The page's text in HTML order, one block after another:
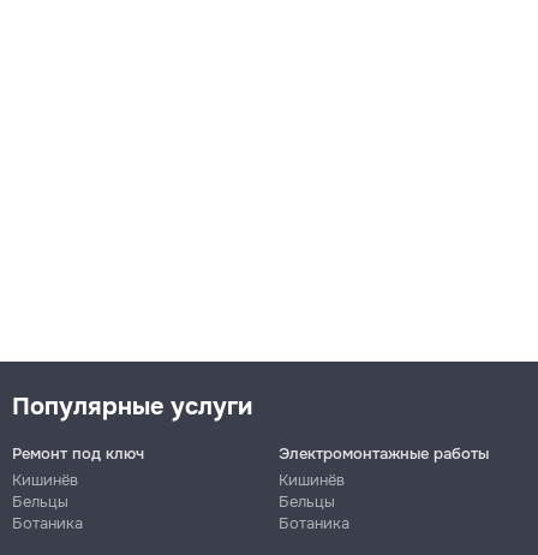
Популярные услуги
Ремонт под ключ
Кишинёв
Бельцы
Ботаника
Электромонтажные работы
Кишинёв
Бельцы
Ботаника